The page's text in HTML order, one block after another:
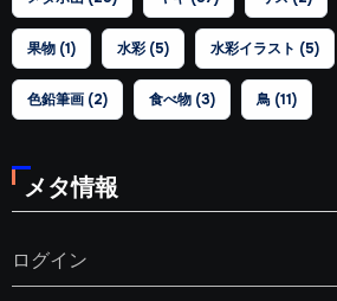
果物(1) 水彩(5) 水彩イラスト (5)
色鉛筆画(2) 食べ物(3) 鳥(11)
メタ情報
ログイン